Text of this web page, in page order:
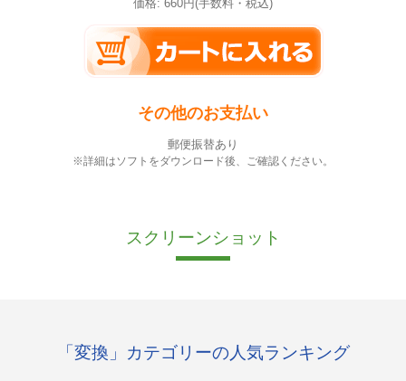
価格: 660円(手数料・税込)
その他のお支払い
郵便振替あり
※詳細はソフトをダウンロード後、ご確認ください。
スクリーンショット
「変換」カテゴリーの人気ランキング